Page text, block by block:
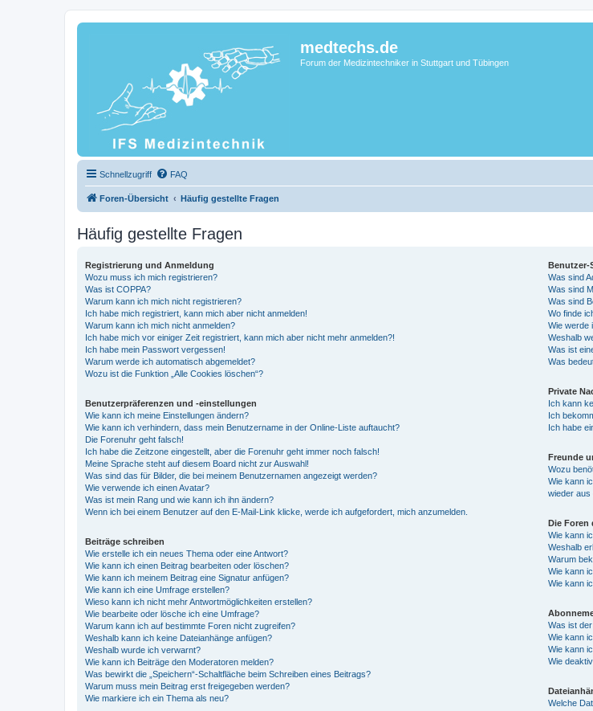
medtechs.de
Forum der Medizintechniker in Stuttgart und Tübingen
Schnellzugriff FAQ
Foren-Übersicht Häufig gestellte Fragen
Häufig gestellte Fragen
Registrierung und Anmeldung
Wozu muss ich mich registrieren?
Was ist COPPA?
Warum kann ich mich nicht registrieren?
Ich habe mich registriert, kann mich aber nicht anmelden!
Warum kann ich mich nicht anmelden?
Ich habe mich vor einiger Zeit registriert, kann mich aber nicht mehr anmelden?!
Ich habe mein Passwort vergessen!
Warum werde ich automatisch abgemeldet?
Wozu ist die Funktion „Alle Cookies löschen“?
Benutzerpräferenzen und -einstellungen
Wie kann ich meine Einstellungen ändern?
Wie kann ich verhindern, dass mein Benutzername in der Online-Liste auftaucht?
Die Forenuhr geht falsch!
Ich habe die Zeitzone eingestellt, aber die Forenuhr geht immer noch falsch!
Meine Sprache steht auf diesem Board nicht zur Auswahl!
Was sind das für Bilder, die bei meinem Benutzernamen angezeigt werden?
Wie verwende ich einen Avatar?
Was ist mein Rang und wie kann ich ihn ändern?
Wenn ich bei einem Benutzer auf den E-Mail-Link klicke, werde ich aufgefordert, mich anzumelden.
Beiträge schreiben
Wie erstelle ich ein neues Thema oder eine Antwort?
Wie kann ich einen Beitrag bearbeiten oder löschen?
Wie kann ich meinem Beitrag eine Signatur anfügen?
Wie kann ich eine Umfrage erstellen?
Wieso kann ich nicht mehr Antwortmöglichkeiten erstellen?
Wie bearbeite oder lösche ich eine Umfrage?
Warum kann ich auf bestimmte Foren nicht zugreifen?
Weshalb kann ich keine Dateianhänge anfügen?
Weshalb wurde ich verwarnt?
Wie kann ich Beiträge den Moderatoren melden?
Was bewirkt die „Speichern“-Schaltfläche beim Schreiben eines Beitrags?
Warum muss mein Beitrag erst freigegeben werden?
Wie markiere ich ein Thema als neu?
Benutzer-
Was sind
Was sind
Was sind
Wo finde
Wie werde
Weshalb
Was ist
Was
Private
Ich kann
Ich
Ich habe
Freunde
Wozu
Wie kann
wieder aus
Die Foren
Wie kann
Weshalb
Warum
Wie kann
Wie kann
Was ist
Wie kann
Wie kann
Wie
Welche